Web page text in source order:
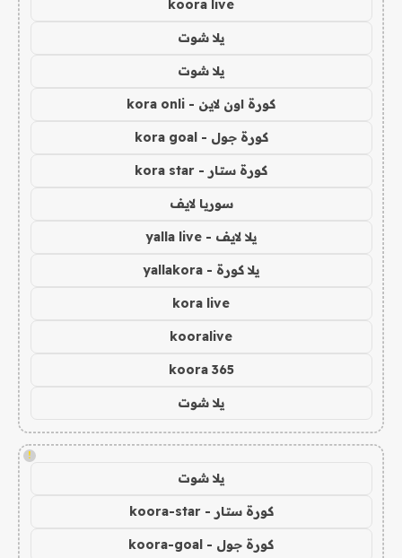
koora live
يلا شوت
يلا شوت
كورة اون لاين - kora onli
كورة جول - kora goal
كورة ستار - kora star
سوريا لايف
يلا لايف - yalla live
يلا كورة - yallakora
kora live
kooralive
koora 365
يلا شوت
!
يلا شوت
كورة ستار - koora-star
كورة جول - koora-goal